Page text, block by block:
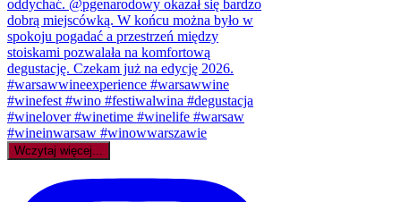
Wczytaj więcej...